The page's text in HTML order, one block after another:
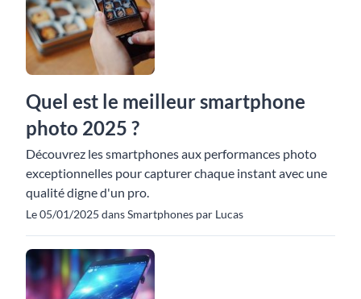
Quel est le meilleur smartphone
photo 2025 ?
Découvrez les smartphones aux performances photo
exceptionnelles pour capturer chaque instant avec une
qualité digne d'un pro.
Le 05/01/2025 dans Smartphones par Lucas